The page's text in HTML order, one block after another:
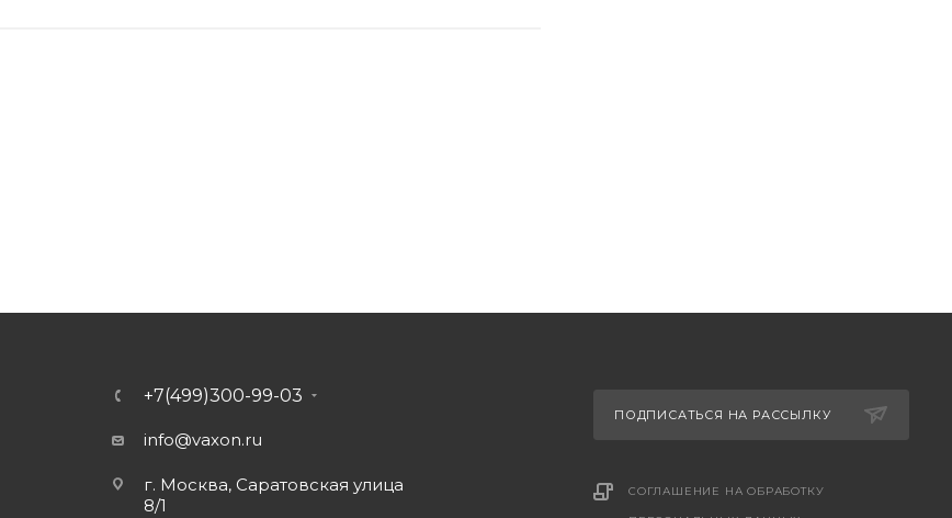
+7(499)300-99-03
info@vaxon.ru
г. Москва, Саратовская улица
8/1
ПОДПИСАТЬСЯ НА РАССЫЛКУ
СОГЛАШЕНИЕ НА ОБРАБОТКУ